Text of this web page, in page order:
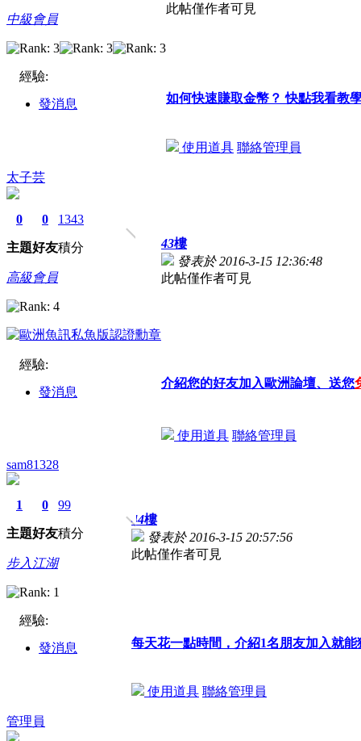
中級會員
經驗:
發消息
此帖僅作者可見
如何快速賺取金幣？ 快點我看教
使用道具 聯絡管理員
太子芸
0
主題
0
好友
1343
積分
高級會員
經驗:
發消息
43樓
發表於 2016-3-15 12:36:48
此帖僅作者可見
介紹您的好友加入歐洲論壇、送您
使用道具 聯絡管理員
sam81328
1
主題
0
好友
99
積分
步入江湖
經驗:
發消息
44樓
發表於 2016-3-15 20:57:56
此帖僅作者可見
每天花一點時間，介紹1名朋友加入就
使用道具 聯絡管理員
管理員